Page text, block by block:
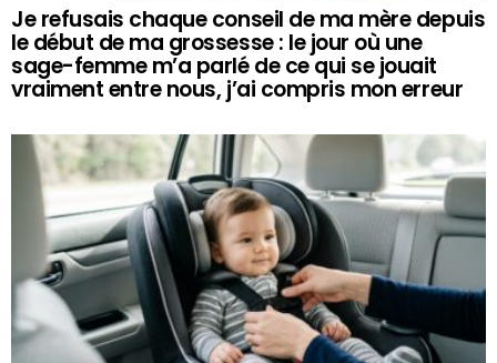
Je refusais chaque conseil de ma mère depuis
le début de ma grossesse : le jour où une
sage-femme m’a parlé de ce qui se jouait
vraiment entre nous, j’ai compris mon erreur